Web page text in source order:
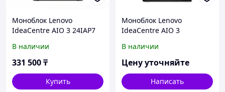
Моноблок Lenovo
IdeaCentre AIO 3 24IAP7
В наличии
331 500₸
Купить
Моноблок Lenovo
IdeaCentre AIO 3
В наличии
Цену уточняйте
Написать